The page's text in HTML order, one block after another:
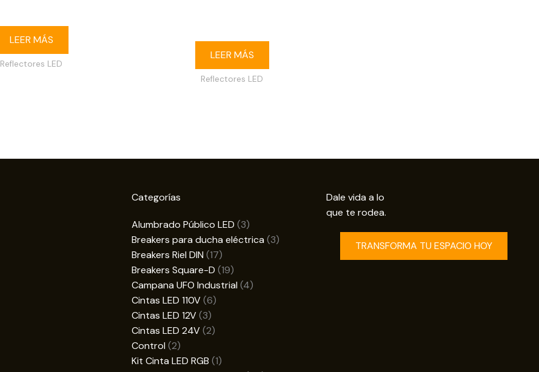
LEER MÁS
Reflectores LED
LEER MÁS
Reflectores LED
Categorías
Alumbrado Público LED 33
productos
Breakers para ducha eléctrica 33
Breakers Riel DIN 1717
productos
Breakers Square-D 1919
productos
Campana UFO Industrial 44
Cintas LED 110V 66
Cintas LED 12V 33
productos
Cintas LED 24V 22
Control 22
productos
Kit Cinta LED RGB 11
Dale vida a lo
que te rodea.
TRANSFORMA TU ESPACIO HOY